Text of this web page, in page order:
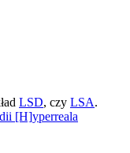
LSD, czy LSA.
[H]yperreala